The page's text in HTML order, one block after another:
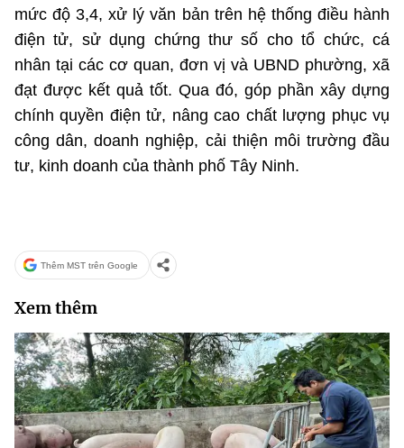
mức độ 3,4, xử lý văn bản trên hệ thống điều hành
điện tử, sử dụng chứng thư số cho tổ chức, cá
nhân tại các cơ quan, đơn vị và UBND phường, xã
đạt được kết quả tốt. Qua đó, góp phần xây dựng
chính quyền điện tử, nâng cao chất lượng phục vụ
công dân, doanh nghiệp, cải thiện môi trường đầu
tư, kinh doanh của thành phố Tây Ninh.
Thêm MST trên Google
Xem thêm